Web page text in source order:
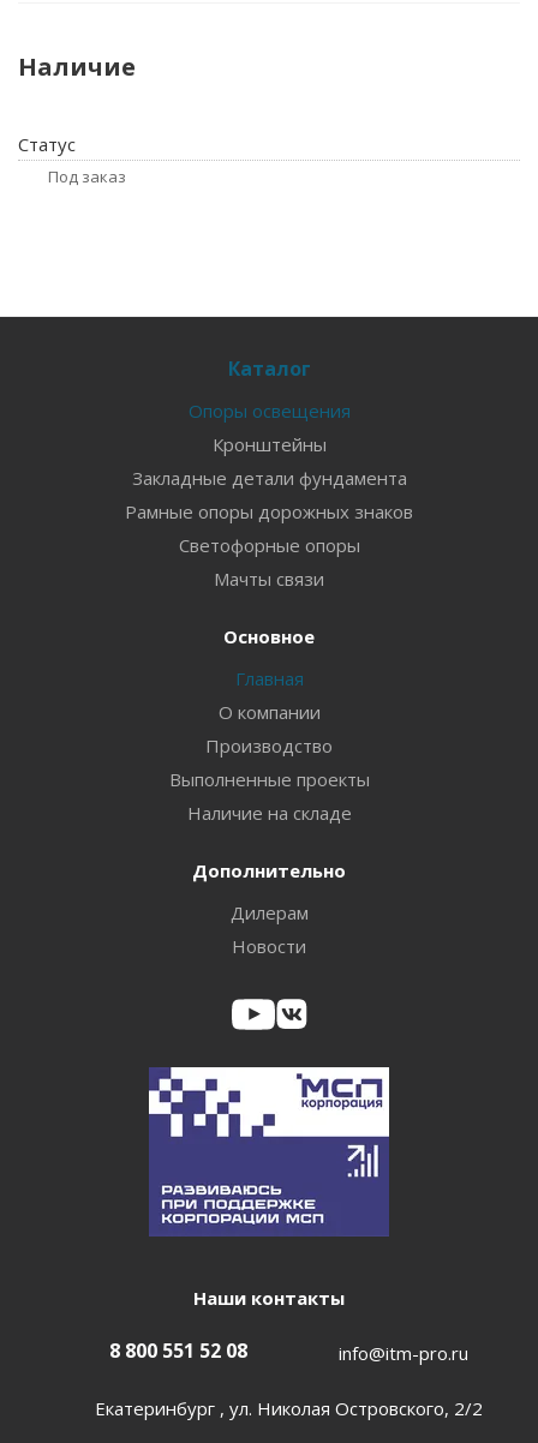
Наличие
Статус
Под заказ
Каталог
Опоры освещения
Кронштейны
Закладные детали фундамента
Рамные опоры дорожных знаков
Светофорные опоры
Мачты связи
Основное
Главная
О компании
Производство
Выполненные проекты
Наличие на складе
Дополнительно
Дилерам
Новости
Наши контакты
8 800 551 52 08 info@itm-pro.ru
Екатеринбург , ул. Николая Островского, 2/2